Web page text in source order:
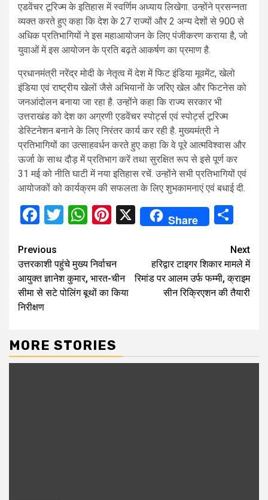
एडवेंचर टूरिज्म के इतिहास में स्वर्णिम अध्याय लिखेगा. उन्होंने प्रसन्नता
व्यक्त करते हुए कहा कि देश के 27 राज्यों और 2 अन्य देशों से 900 से
अधिक प्रतिभागियों ने इस महाआयोजन के लिए पंजीकरण कराया है, जो
युवाओं में इस आयोजन के प्रति बढ़ते आकर्षण का प्रमाण है.
प्रधानमंत्री नरेंद्र मोदी के नेतृत्व में देश में फिट इंडिया मूवमेंट, खेलो
इंडिया एवं राष्ट्रीय खेलों जैसे अभियानों के जरिए खेल और फिटनेस को
जनआंदोलन बनाया जा रहा है. उन्होंने कहा कि राज्य सरकार भी
उत्तराखंड को देश का अग्रणी एडवेंचर स्पोर्ट्स एवं स्पोर्ट्स टूरिज्म
डेस्टिनेशन बनाने के लिए निरंतर कार्य कर रही है. मुख्यमंत्री ने
प्रतिभागियों का उत्साहवर्धन करते हुए कहा कि वे पूरे आत्मविश्वास और
ऊर्जा के साथ दौड़ में प्रतिभाग करें तथा सुरक्षित रूप से इसे पूर्ण कर
31 मई को नीति घाटी में नया इतिहास रचें. उन्होंने सभी प्रतिभागियों एवं
आयोजकों को कार्यक्रम की सफलता के लिए शुभकामनाएं एवं बधाई दी.
Facebook
Twitter
WhatsApp
Pinterest
X Share
Continue
Reading
Previous
उत्तरकाशी पहुंचे मुख्य निर्वाचन
आयुक्त ज्ञानेश कुमार, भारत-चीन
सीमा से सटे पोलिंग बूथों का किया
निरीक्षण
Next
हरिद्वार टाइगर शिकार मामले में
रिमांड पर आलम उर्फ फम्मी, क्राइम
सीन रिक्रिएशन की तैयारी
MORE STORIES